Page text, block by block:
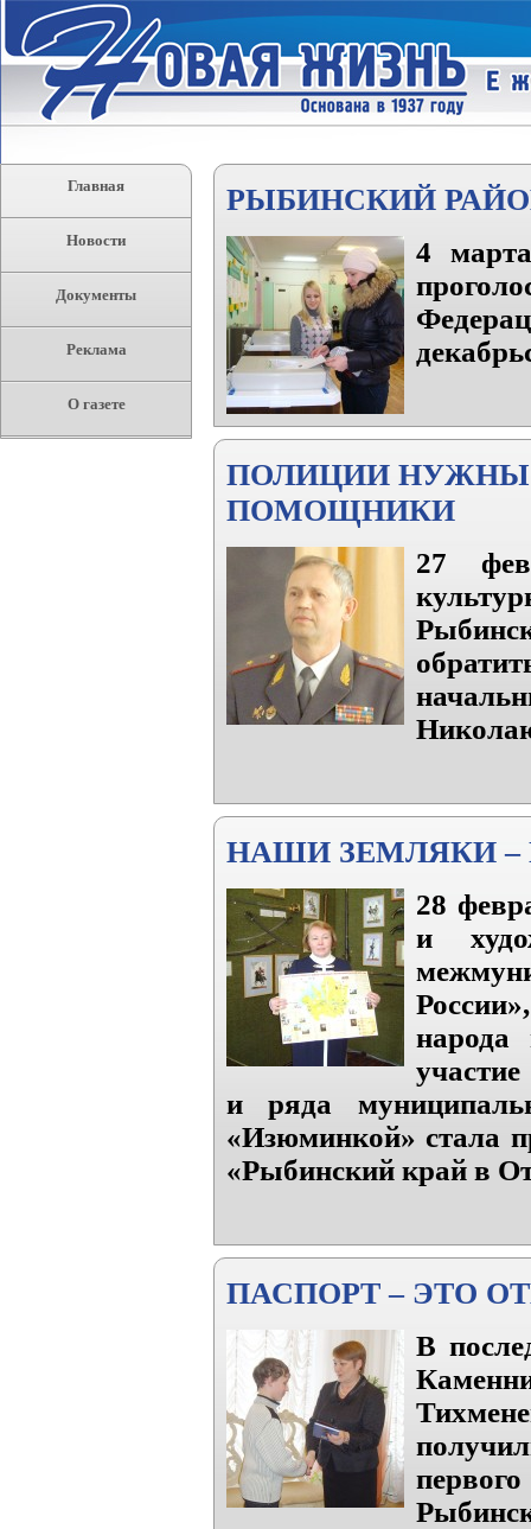
Главная
Новости
Документы
Реклама
О газете
РЫБИНСКИЙ
4
ПОЛИЦИИ НУЖНЫ
ПОМОЩНИКИ
27
НАШИ ЗЕМЛЯКИ –
28
и
и ряда
«Изюминкой» стала
«Рыбинский край в
ПАСПОРТ – ЭТО
В